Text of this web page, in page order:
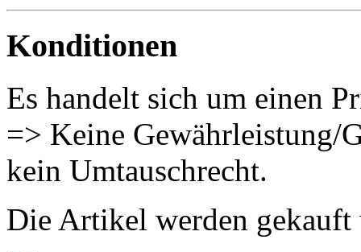
Konditionen
Es handelt sich um einen
=> Keine Gewährleistung/
kein Umtauschrecht.
Die Artikel werden gekauft